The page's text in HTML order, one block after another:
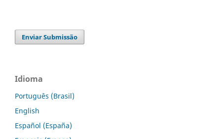
Enviar Submissão
Idioma
Português (Brasil)
English
Español (España)